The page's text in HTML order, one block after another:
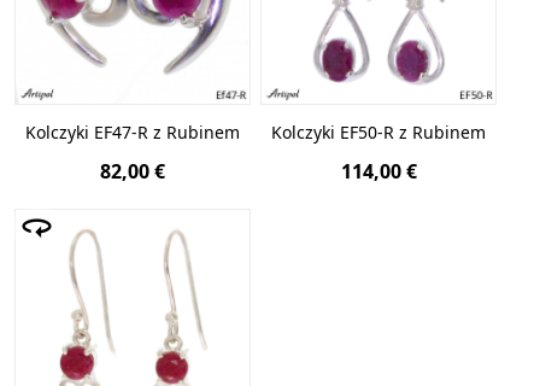
Kolczyki EF47-R z Rubinem
82,00 €
Kolczyki EF50-R z Rubinem
114,00 €